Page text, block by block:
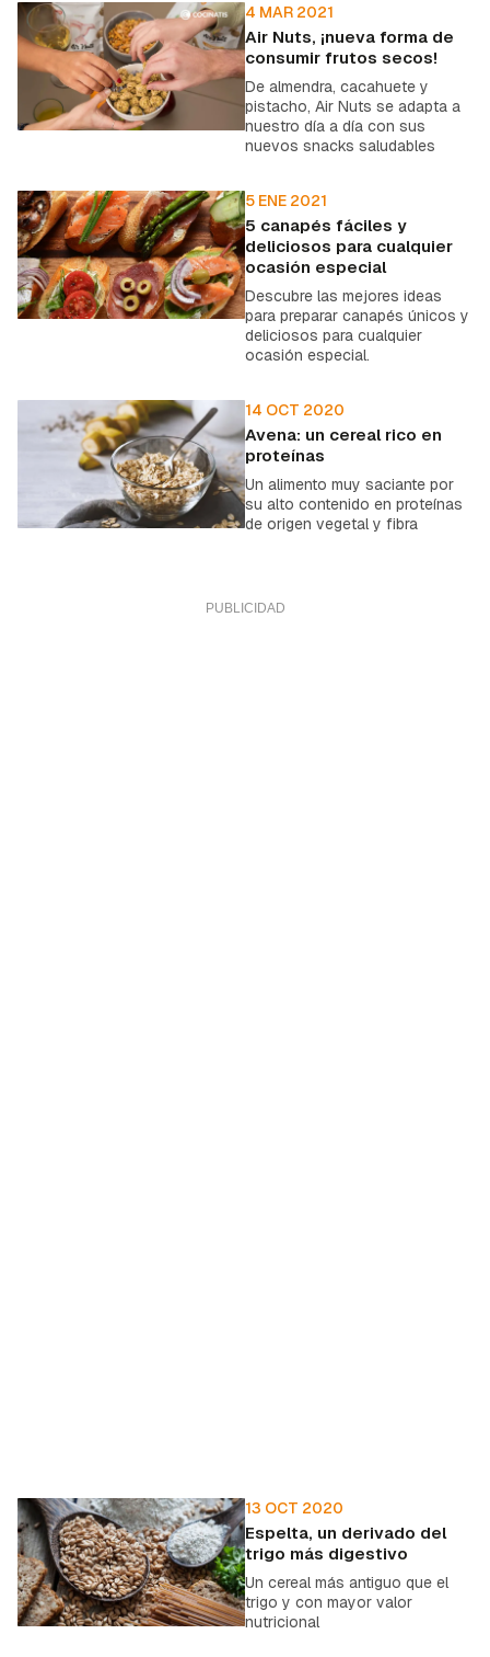
4 MAR 2021
Air Nuts, ¡nueva forma de
consumir frutos secos!
De almendra, cacahuete y
pistacho, Air Nuts se adapta a
nuestro día a día con sus
nuevos snacks saludables
5 ENE 2021
5 canapés fáciles y
deliciosos para cualquier
ocasión especial
Descubre las mejores ideas
para preparar canapés únicos y
deliciosos para cualquier
ocasión especial.
14 OCT 2020
Avena: un cereal rico en
proteínas
Un alimento muy saciante por
su alto contenido en proteínas
de origen vegetal y fibra
13 OCT 2020
Espelta, un derivado del
trigo más digestivo
Un cereal más antiguo que el
trigo y con mayor valor
nutricional